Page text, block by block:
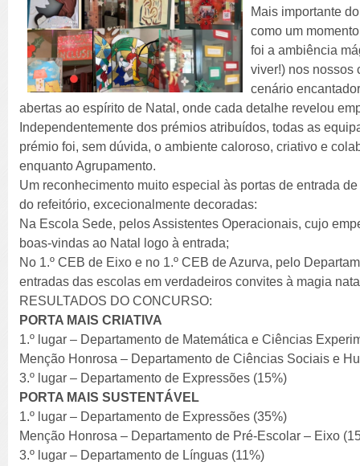
Mais importante
como um
foi a ambiência
viver!) nos nossos
cenário
abertas ao espírito de Natal, onde cada detalhe revelou
Independentemente dos prémios atribuídos, todas as
prémio foi, sem dúvida, o ambiente caloroso, criativo e
enquanto Agrupamento.
Um reconhecimento muito especial às portas de entrada
do refeitório, excecionalmente decoradas:
Na Escola Sede, pelos Assistentes Operacionais, cujo
boas-vindas ao Natal logo à entrada;
No 1.º CEB de Eixo e no 1.º CEB de Azurva, pelo
entradas das escolas em verdadeiros convites à magia
RESULTADOS DO CONCURSO:
PORTA MAIS CRIATIVA
1.º lugar – Departamento de Matemática e Ciências
Menção Honrosa – Departamento de Ciências Sociais e
3.º lugar – Departamento de Expressões (15%)
PORTA MAIS SUSTENTÁVEL
1.º lugar – Departamento de Expressões (35%)
Menção Honrosa – Departamento de Pré-Escolar – Eixo
3.º lugar – Departamento de Línguas (11%)